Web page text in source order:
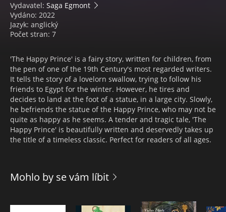
Vydavatel: Saga Egmont
Vydáno: 2022
Jazyk: anglický
Počet stran: 7
'The Happy Prince' is a fairy story, written for children, from
the pen of one of the 19th Century's most regarded writers.
It tells the story of a lovelorn swallow, trying to follow his
friends to Egypt for the winter. However, he tires and
decides to land at the foot of a statue, in a large city. Slowly,
he befriends the statue of the Happy Prince, who may not be
quite as happy as he seems. A tender and tragic tale, 'The
Happy Prince' is beautifully written and deservedly takes up
the title of a timeless classic. Perfect for readers of all ages.
Mohlo by se vám líbit